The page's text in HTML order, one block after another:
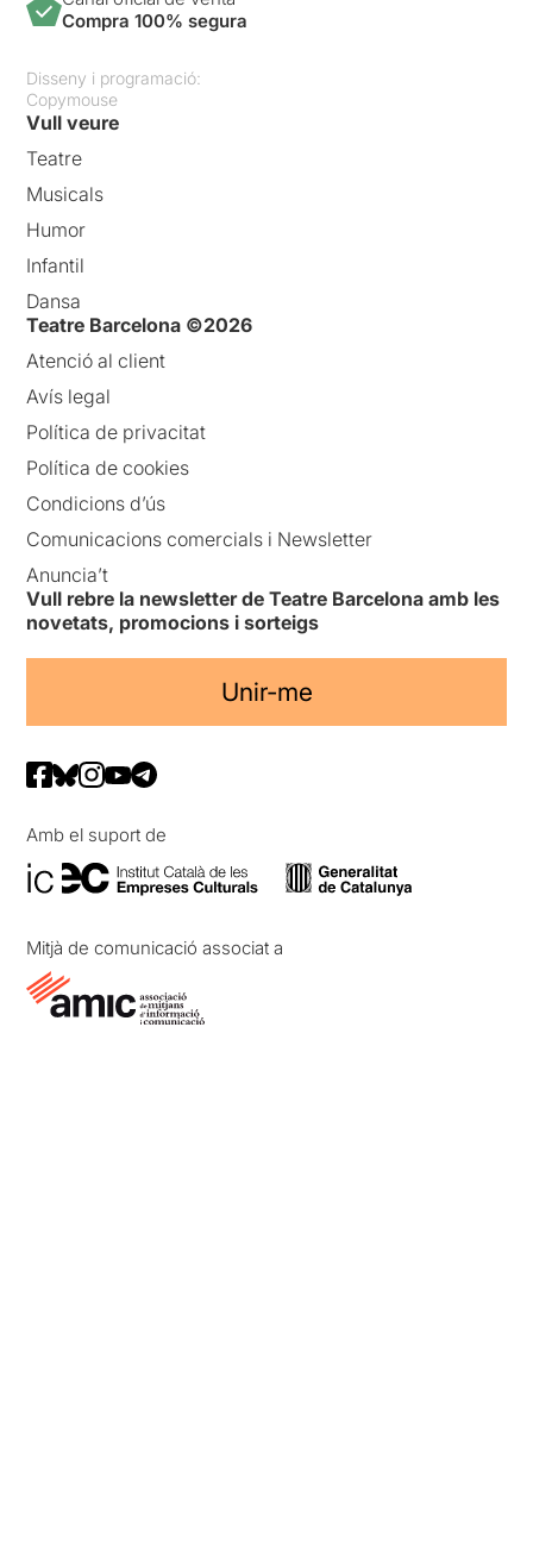
Compra 100% segura
Disseny i programació:
Copymouse
Vull veure
Teatre
Musicals
Humor
Infantil
Dansa
Teatre Barcelona ©2026
Atenció al client
Avís legal
Política de privacitat
Política de cookies
Condicions d’ús
Comunicacions comercials i Newsletter
Anuncia’t
Vull rebre la newsletter de Teatre Barcelona amb les
novetats, promocions i sorteigs
Unir-me
Amb el suport de
Mitjà de comunicació associat a